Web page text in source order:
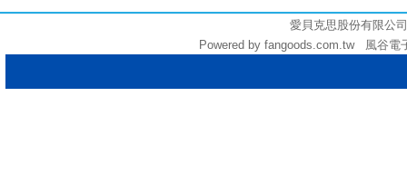
愛貝克思股份有限
Powered by fangoods.com.tw 風谷電子商